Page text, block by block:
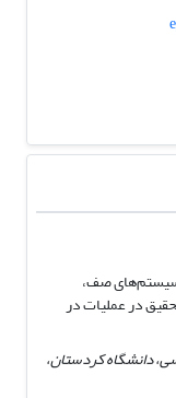
صف،
در عملیات در
دانشگاه کردستان،